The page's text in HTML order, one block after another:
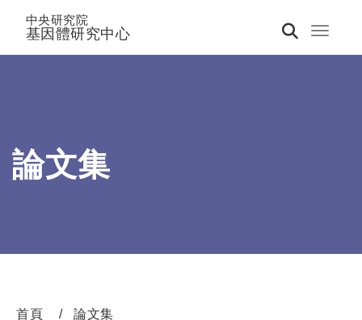
Toggle
中央研究院
基因體研究中心
論文集
首頁
論文集